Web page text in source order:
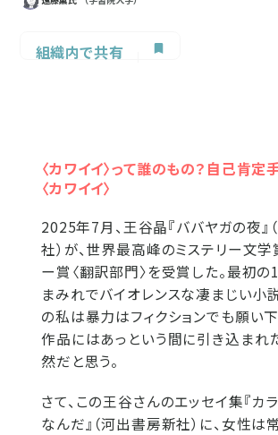
組織内で共有
〈カワイイ〉って誰のもの？自己肯定
〈カワイイ〉
2025年7月、王谷晶『ババヤガの夜』
社）が、世界最高峰のミステリー文
ー賞〈翻訳部門〉を受賞した。最初の
まみれでバイオレンスな凄まじい小
の私は暴力はフィクションでも願い
作品にはあっという間に引き込まれ
然だと思う。
さて、この王谷さんのエッセイ集『カ
なんだ』（河出書房新社）に、女性は